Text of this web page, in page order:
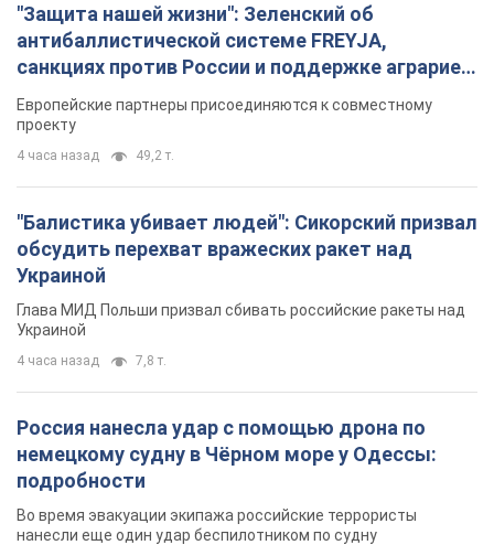
"Защита нашей жизни": Зеленский об
антибаллистической системе FREYJA,
санкциях против России и поддержке аграриев.
Видео
Европейские партнеры присоединяются к совместному
проекту
4 часа назад 49,2 т.
"Балистика убивает людей": Сикорский призвал
обсудить перехват вражеских ракет над
Украиной
Глава МИД Польши призвал сбивать российские ракеты над
Украиной
4 часа назад 7,8 т.
Россия нанесла удар с помощью дрона по
немецкому судну в Чёрном море у Одессы:
подробности
Во время эвакуации экипажа российские террористы
нанесли еще один удар беспилотником по судну